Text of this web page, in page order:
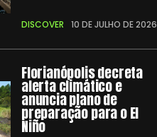
DISCOVER 10 DE JULHO DE 2026
Florianópolis decreta
alerta climático e
anuncia plano de
preparação para o El
Niño